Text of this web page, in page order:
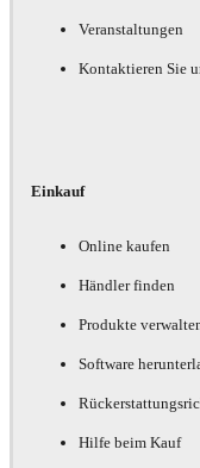
Veranstaltungen
Kontaktieren Sie
Einkauf
Online kaufen
Händler finden
Produkte
Software
Hilfe beim Kauf